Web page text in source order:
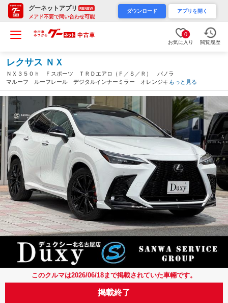
グーネットアプリ RENEW
メアド不要で問い合わせ可能
ダウンロード アプリを開く
0
お気に入り 閲覧履歴
レクサス ＮＸ
ＮＸ３５０ｈ Ｆスポーツ ＴＲＤエアロ（Ｆ／Ｓ／Ｒ） パノラ
マルーフ ルーフレール デジタルインナーミラー オレンジキャ
リパー ドライブレコーダー アクセサリーコンセント 赤レザー
シート レクサスチームメイトアドバンスドパーク（愛知県）
もっと見る
このクルマは2026/06/18まで掲載されていた車輛です。
掲載終了